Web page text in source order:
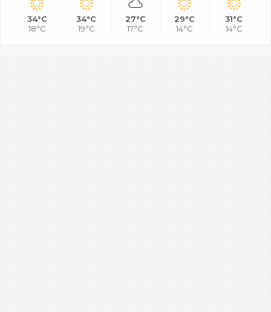
34°C
18°C
34°C
19°C
27°C
17°C
29°C
14°C
31°C
14°C